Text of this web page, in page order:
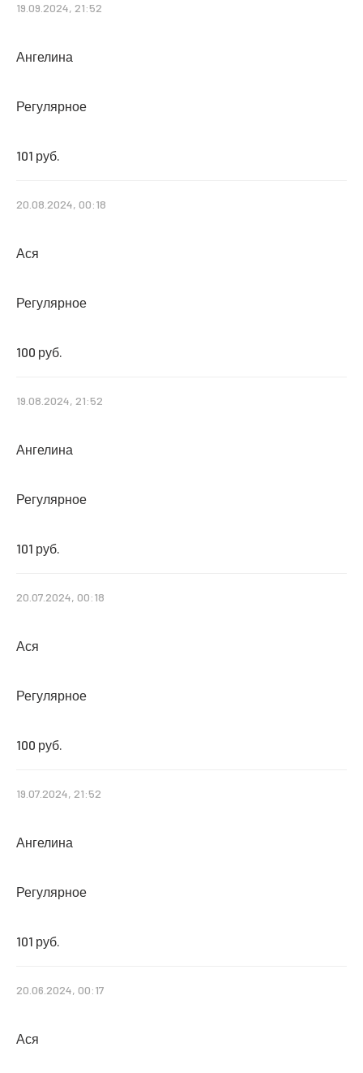
19.09.2024, 21:52
Ангелина
Регулярное
101 руб.
20.08.2024, 00:18
Ася
Регулярное
100 руб.
19.08.2024, 21:52
Ангелина
Регулярное
101 руб.
20.07.2024, 00:18
Ася
Регулярное
100 руб.
19.07.2024, 21:52
Ангелина
Регулярное
101 руб.
20.06.2024, 00:17
Ася